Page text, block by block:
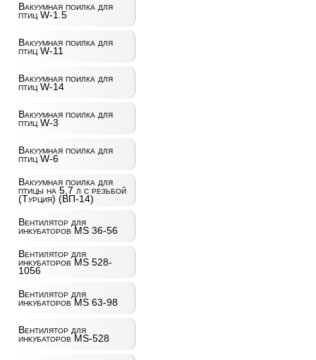
Вакуумная поилка для
птиц W-1.5
Вакуумная поилка для
птиц W-11
Вакуумная поилка для
птиц W-14
Вакуумная поилка для
птиц W-3
Вакуумная поилка для
птиц W-6
Вакуумная поилка для
птицы на 5,7 л с резьбой
(Турция) (ВП-14)
Вентилятор для
инкубаторов MS 36-56
Вентилятор для
инкубаторов MS 528-
1056
Вентилятор для
инкубаторов MS 63-98
Вентилятор для
инкубаторов MS-528